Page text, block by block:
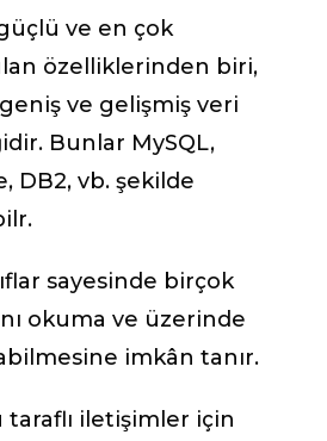
ve en çok
özelliklerinden biri,
ve gelişmiş veri
Bunlar MySQL,
DB2, vb. şekilde
sayesinde birçok
okuma ve üzerinde
imkân tanır.
taraflı iletişimler için